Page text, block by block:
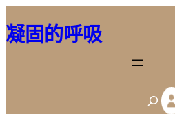
至
凝固的呼吸
S